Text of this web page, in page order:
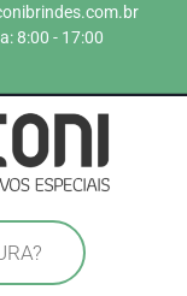
8:00 - 17:00